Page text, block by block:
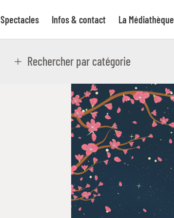
Spectacles Infos & contact La Médiathèque
Rechercher par catégorie